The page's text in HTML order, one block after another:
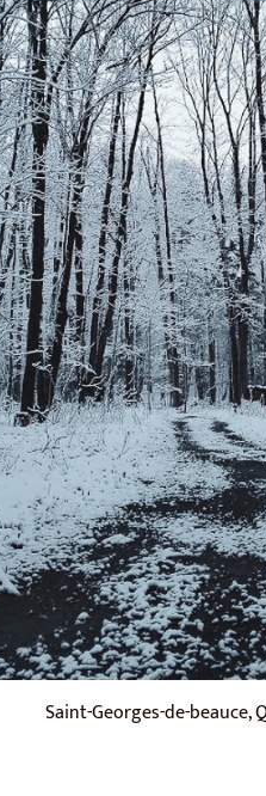
Saint-Georges-de-beauce,